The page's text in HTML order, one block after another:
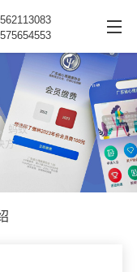
蚂蚁
方